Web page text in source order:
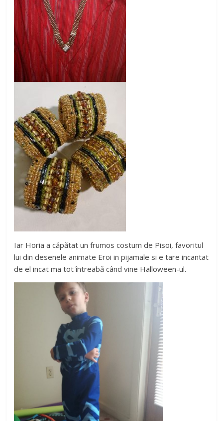
Iar Horia a căpătat un frumos costum de Pisoi, favoritul
lui din desenele animate Eroi in pijamale si e tare incantat
de el incat ma tot întreabă când vine Halloween-ul.